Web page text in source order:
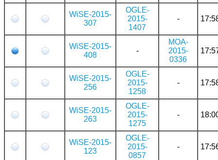
WiSE-2015-
307
OGLE-
2015-
1407
-
WiSE-2015-
408
-
MOA-
2015-
0336
WiSE-2015-
256
OGLE-
2015-
1258
-
WiSE-2015-
263
OGLE-
2015-
1275
-
WiSE-2015-
123
OGLE-
2015-
0857
-